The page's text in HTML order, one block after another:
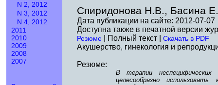
N 2, 2012
N 3, 2012
N 4, 2012
2011
2010
2009
2008
2007
Спиридонова Н.В., Басина
Дата публикации на сайте: 2012-07-07
Доступна также в печатной версии
Резюме| Полный текст | Скачать в PDF
Акушерство, гинекология и
Резюме:
В терапии
целесообразно